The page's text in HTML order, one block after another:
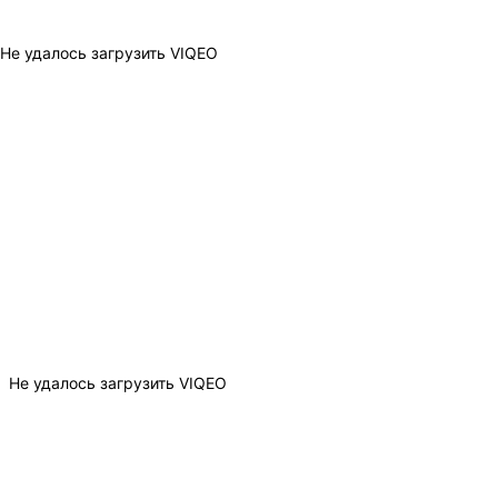
Не удалось загрузить VIQEO
Не удалось загрузить VIQEO